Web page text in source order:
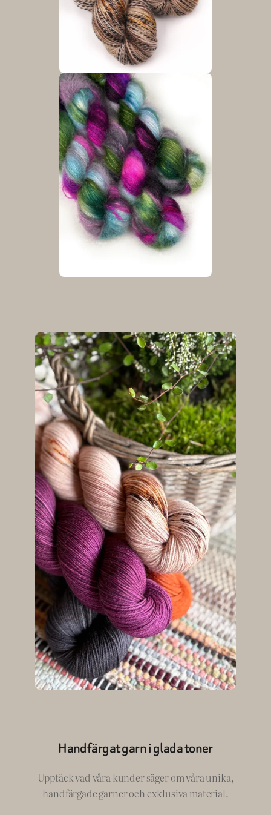
Handfärgat garn i glada toner
Upptäck vad våra kunder säger om våra unika,
handfärgade garner och exklusiva material.